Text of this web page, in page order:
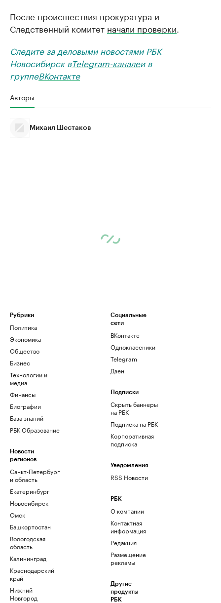
После происшествия прокуратура и
Следственный комитет начали проверки
Следите за деловыми новостями РБК
Новосибирск вTelegram-каналеи в
группеВКонтакте
Авторы
Михаил Шестаков
Рубрики
Политика
Экономика
Общество
Бизнес
Технологии и
медиа
Финансы
Биографии
База знаний
РБК Образование
Новости
регионов
Санкт-Петербург
и область
Екатеринбург
Новосибирск
Омск
Башкортостан
Вологодская
область
Калининград
Краснодарский
край
Нижний
Новгород
Социальные
сети
ВКонтакте
Одноклассники
Telegram
Дзен
Подписки
Скрыть баннеры
на РБК
Подписка на РБК
Корпоративная
подписка
Уведомления
RSS Новости
РБК
О компании
Контактная
информация
Редакция
Размещение
рекламы
Другие
продукты
РБК